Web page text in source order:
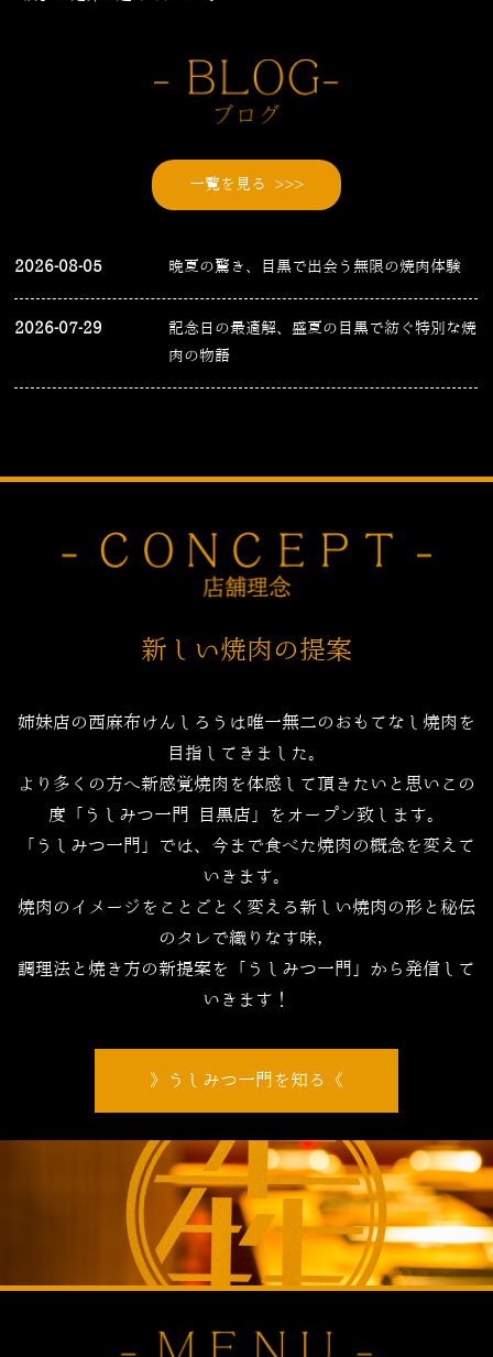
一覧を見る >>>
2026-08-05 晩夏の驚き、目黒で出会う無限の焼肉体験
2026-07-29
記念日の最適解、盛夏の目黒で紡ぐ特別な焼
肉の物語
新しい焼肉の提案
姉妹店の西麻布けんしろうは唯一無二のおもてなし焼肉を
目指してきました。
より多くの方へ新感覚焼肉を体感して頂きたいと思いこの
度「うしみつ一門 目黒店」をオープン致します。
「うしみつ一門」では、今まで食べた焼肉の概念を変えて
いきます。
焼肉のイメージをことごとく変える新しい焼肉の形と秘伝
のタレで織りなす味，
調理法と焼き方の新提案を「うしみつ一門」から発信して
いきます！
うしみつ一門を知る